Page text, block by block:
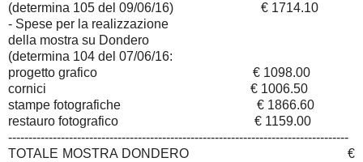
(determina 105 del 09/06/16)
€ 1714.10
- Spese per la realizzazione
della mostra su Dondero
(determina 104 del 07/06/16:
progetto grafico
€ 1098.00
cornici
€ 1006.50
stampe fotografiche
€ 1866.60
restauro fotografico
€ 1159.00
------------------------------------------------------------------------------------
TOTALE MOSTRA DONDERO €